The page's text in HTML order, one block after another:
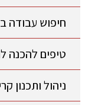
חיפוש עבודה
טיפים להכנה
ניהול ותכנון